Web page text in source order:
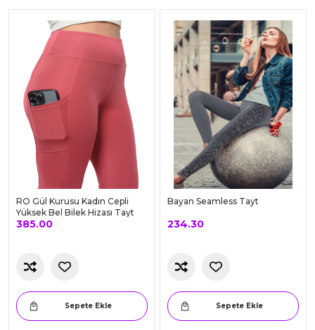
RO Gül Kurusu Kadın Cepli
Yüksek Bel Bilek Hizası Tayt
385.00
Sepete Ekle
Bayan Seamless Tayt
234.30
Sepete Ekle